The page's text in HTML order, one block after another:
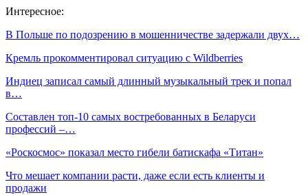
Интересное:
В Польше по подозрению в мошенничестве задержали двух…
Кремль прокомментировал ситуацию с Wildberries
Индиец записал самый длинный музыкальный трек и попал
в…
Составлен топ-10 самых востребованных в Беларуси
профессий –…
«Роскосмос» показал место гибели батискафа «Титан»
Что мешает компании расти, даже если есть клиенты и
продажи